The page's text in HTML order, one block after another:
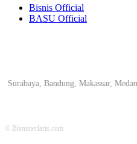
Bisnis Official
BASU Official
Bandung, Makassar, Medan,
© Bisnisterlaris.com